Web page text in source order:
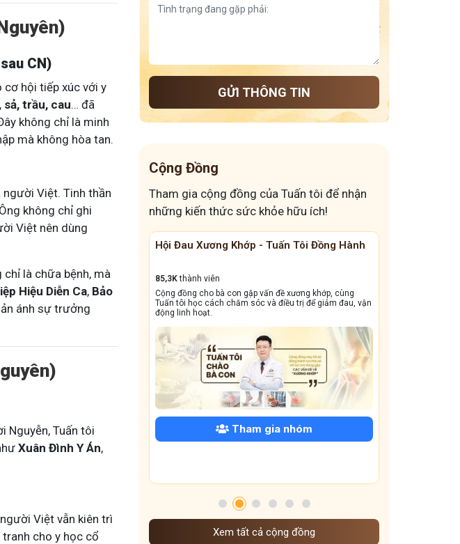
CN)
cơ hội tiếp xúc với y
sả, trầu, cau… đã
không chỉ là minh
mà không hòa tan.
Việt. Tinh thần
không chỉ ghi
Việt nên dùng
là chữa bệnh, mà
Hiệu Diễn Ca, Bảo
ánh sự trưởng
Nguyễn, Tuấn tôi
Xuân Đình Y Án,
Việt vẫn kiên trì
tranh cho y học cổ
GỬI THÔNG TIN
Cộng Đồng
Tham gia cộng đồng của Tuấn tôi để nhận
những kiến thức sức khỏe hữu ích!
bà con về chuyện thuốc Nam, về
khỏe và cách chăm sóc bản
Hội Đau Xương Khớp - Tuấn Tôi Đồng Hành
85,3Kthành viên
Cộng đồng cho bà con gặp vấn đề xương khớp, cùng
Tuấn tôi học cách chăm sóc và điều trị để giảm đau, vận
động linh hoạt.
Tham gia nhóm
Xem tất cả cộng đồng